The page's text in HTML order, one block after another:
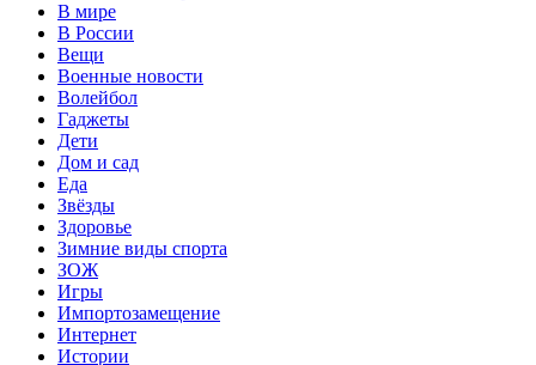
В мире
В России
Вещи
Военные новости
Волейбол
Гаджеты
Дети
Дом и сад
Еда
Звёзды
Здоровье
Зимние виды спорта
ЗОЖ
Игры
Импортозамещение
Интернет
Истории